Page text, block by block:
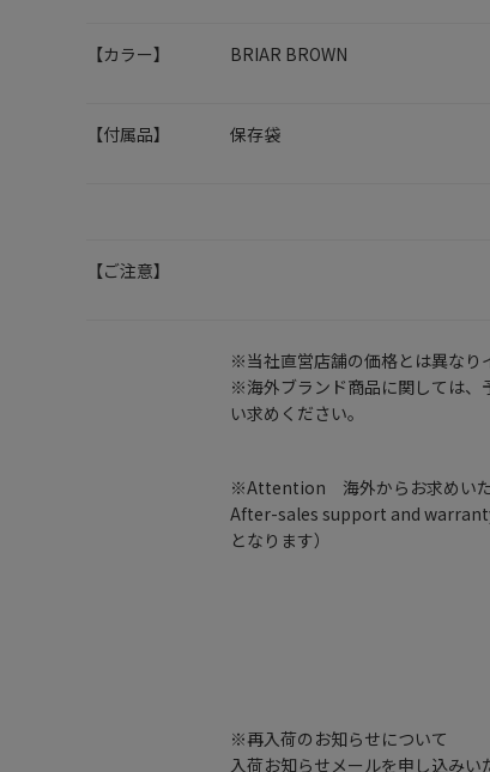
【カラー】 BRIAR BROWN
【付属品】 保存袋
【ご注意】
※当社直営店舗の価格とは異なり
※海外ブランド商品に関しては、
い求めください。
※Attention 海外からお求めいた
After-sales support and
となります）
※再入荷のお知らせについて
入荷お知らせメールを申し込み